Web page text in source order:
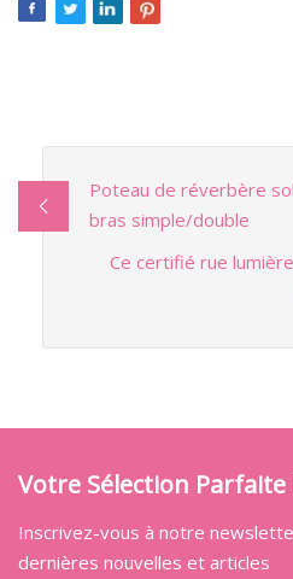
Poteau de réverbère
bras simple/double
Ce certifié rue
Votre Sélection Parfaite
Inscrivez-vous à notre
dernières nouvelles et articles